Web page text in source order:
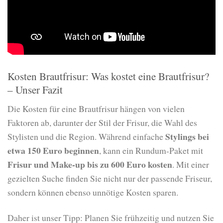
Kosten Brautfrisur: Was kostet eine Brautfrisur?
– Unser Fazit
Die Kosten für eine Brautfrisur hängen von vielen
Faktoren ab, darunter der Stil der Frisur, die Wahl des
Stylisten und die Region. Während einfacheStylings bei
etwa 150 Euro beginnen, kann ein Rundum-Paket mit
Frisur und Make-up bis zu 600 Euro kosten. Mit einer
gezielten Suche finden Sie nicht nur der passende Friseur,
sondern können ebenso unnötige Kosten sparen.
Daher ist unser Tipp: Planen Sie frühzeitig und nutzen Sie